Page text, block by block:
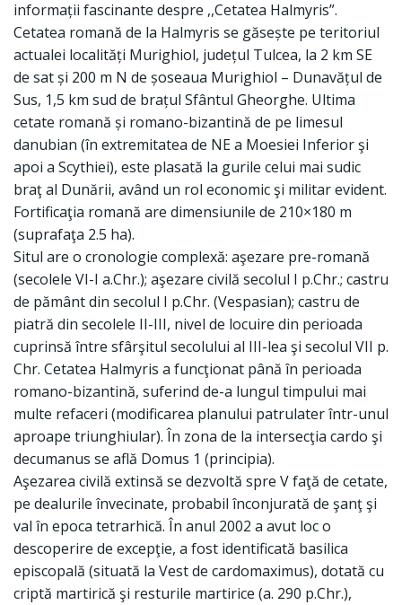
informații fascinante despre ,,Cetatea Halmyris”.
Cetatea romană de la Halmyris se găsește pe teritoriul
actualei localități Murighiol, județul Tulcea, la 2 km SE
de sat și 200 m N de șoseaua Murighiol – Dunavățul de
Sus, 1,5 km sud de brațul Sfântul Gheorghe. Ultima
cetate romană și romano-bizantină de pe limesul
danubian (în extremitatea de NE a Moesiei Inferior şi
apoi a Scythiei), este plasată la gurile celui mai sudic
braţ al Dunării, având un rol economic şi militar evident.
Fortificaţia romană are dimensiunile de 210×180 m
(suprafaţa 2.5 ha).
Situl are o cronologie complexă: aşezare pre-romană
(secolele VI-I a.Chr.); aşezare civilă secolul I p.Chr.; castru
de pământ din secolul I p.Chr. (Vespasian); castru de
piatră din secolele II-III, nivel de locuire din perioada
cuprinsă între sfârşitul secolului al III-lea şi secolul VII p.
Chr. Cetatea Halmyris a funcţionat până în perioada
romano-bizantină, suferind de-a lungul timpului mai
multe refaceri (modificarea planului patrulater într-unul
aproape triunghiular). În zona de la intersecţia cardo şi
decumanus se află Domus 1 (principia).
Aşezarea civilă extinsă se dezvoltă spre V faţă de cetate,
pe dealurile învecinate, probabil înconjurată de şanţ şi
val în epoca tetrarhică. În anul 2002 a avut loc o
descoperire de excepţie, a fost identificată basilica
episcopală (situată la Vest de cardomaximus), dotată cu
criptă martirică şi resturile martirice (a. 290 p.Chr.),